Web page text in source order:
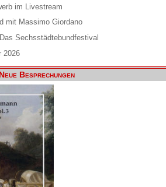
im Livestream
mit Massimo Giordano
Sechsstädtebundfestival
2026
Neue Besprechungen